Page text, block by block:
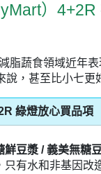
）
脂蔬食領域近年
說，甚至比小七更
綠燈放心買品項
鮮豆漿 / 義美無糖
只有水和非基因改